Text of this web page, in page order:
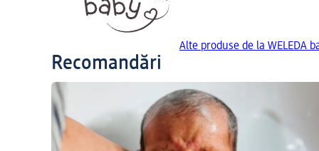
Alte produse de la WELEDA
Recomandări